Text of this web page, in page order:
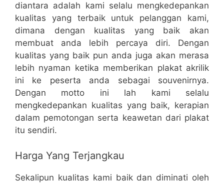
diantara adalah kami selalu mengkedepankan
kualitas yang terbaik untuk pelanggan kami,
dimana dengan kualitas yang baik akan
membuat anda lebih percaya diri. Dengan
kualitas yang baik pun anda juga akan merasa
lebih nyaman ketika memberikan plakat akrilik
ini ke peserta anda sebagai souvenirnya.
Dengan motto ini lah kami selalu
mengkedepankan kualitas yang baik, kerapian
dalam pemotongan serta keawetan dari plakat
itu sendiri.
Harga Yang Terjangkau
Sekalipun kualitas kami baik dan diminati oleh